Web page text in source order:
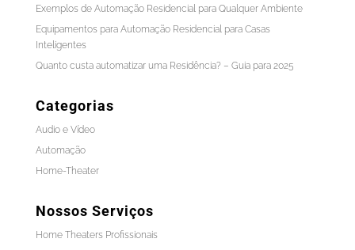
Exemplos de Automação Residencial para Qualquer Ambiente
Equipamentos para Automação Residencial para Casas
Inteligentes
Quanto custa automatizar uma Residência? – Guia para 2025
Categorias
Audio e Vídeo
Automação
Home-Theater
Nossos Serviços
Home Theaters Profissionais